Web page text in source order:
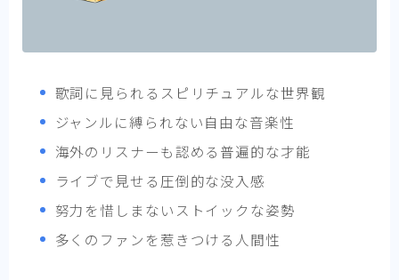
歌詞に見られるスピリチュアルな世界観
ジャンルに縛られない自由な音楽性
海外のリスナーも認める普遍的な才能
ライブで見せる圧倒的な没入感
努力を惜しまないストイックな姿勢
多くのファンを惹きつける人間性